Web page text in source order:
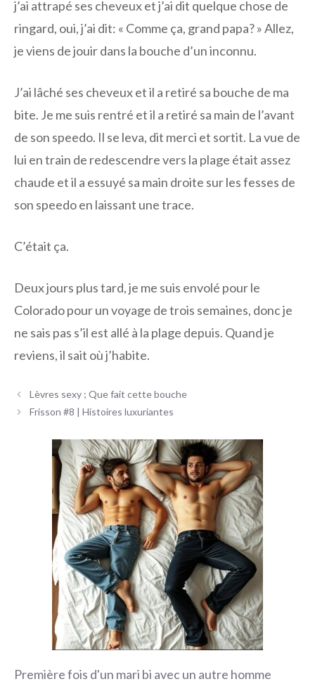
j’ai attrapé ses cheveux et j’ai dit quelque chose de
ringard, oui, j’ai dit: « Comme ça, grand papa? » Allez,
je viens de jouir dans la bouche d’un inconnu.
J’ai lâché ses cheveux et il a retiré sa bouche de ma
bite. Je me suis rentré et il a retiré sa main de l’avant
de son speedo. Il se leva, dit merci et sortit. La vue de
lui en train de redescendre vers la plage était assez
chaude et il a essuyé sa main droite sur les fesses de
son speedo en laissant une trace.
C’était ça.
Deux jours plus tard, je me suis envolé pour le
Colorado pour un voyage de trois semaines, donc je
ne sais pas s’il est allé à la plage depuis. Quand je
reviens, il sait où j’habite.
Navigation
des
Lèvres sexy ; Que fait cette bouche
Frisson #8 | Histoires luxuriantes
Première fois d'un mari bi avec un autre homme